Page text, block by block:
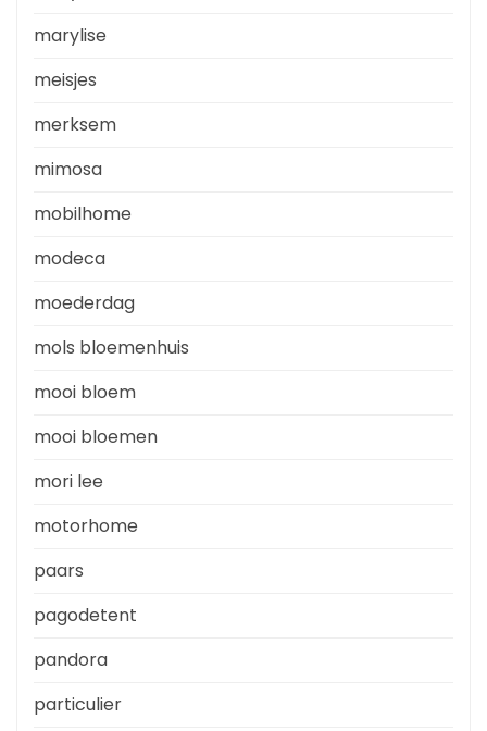
marylise
meisjes
merksem
mimosa
mobilhome
modeca
moederdag
mols bloemenhuis
mooi bloem
mooi bloemen
mori lee
motorhome
paars
pagodetent
pandora
particulier